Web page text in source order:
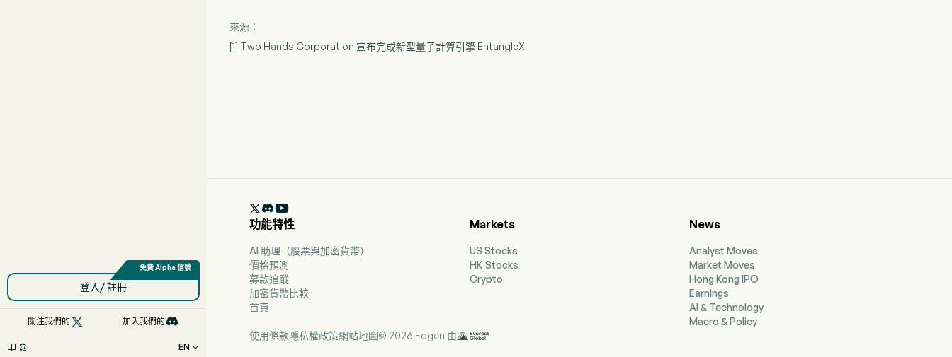
登入/ 註冊
關注我們的  加入我們的
  EN 
來源：
[1] Two Hands Corporation 宣布完成新型量子計算引擎 EntangleX

功能特性
AI 助理（股票與加密貨幣）
價格預測
募款追蹤
加密貨幣比較
首頁
Markets
US Stocks
HK Stocks
Crypto
News
Analyst Moves
Market Moves
Hong Kong IPO
Earnings
AI & Technology
Macro & Policy
使用條款隱私權政策網站地圖© 2026 Edgen 由